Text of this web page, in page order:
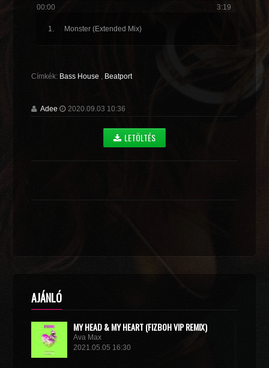
00:00 3:19
Monster (Extended Mix)
Címkék: Bass House , Beatport
Adee 2020.09.03 10:36
LETÖLTÉS
AJÁNLÓ
MY HEAD & MY HEART (FIZBOH VIP REMIX)
Ava Max
2021.05.05 16:30